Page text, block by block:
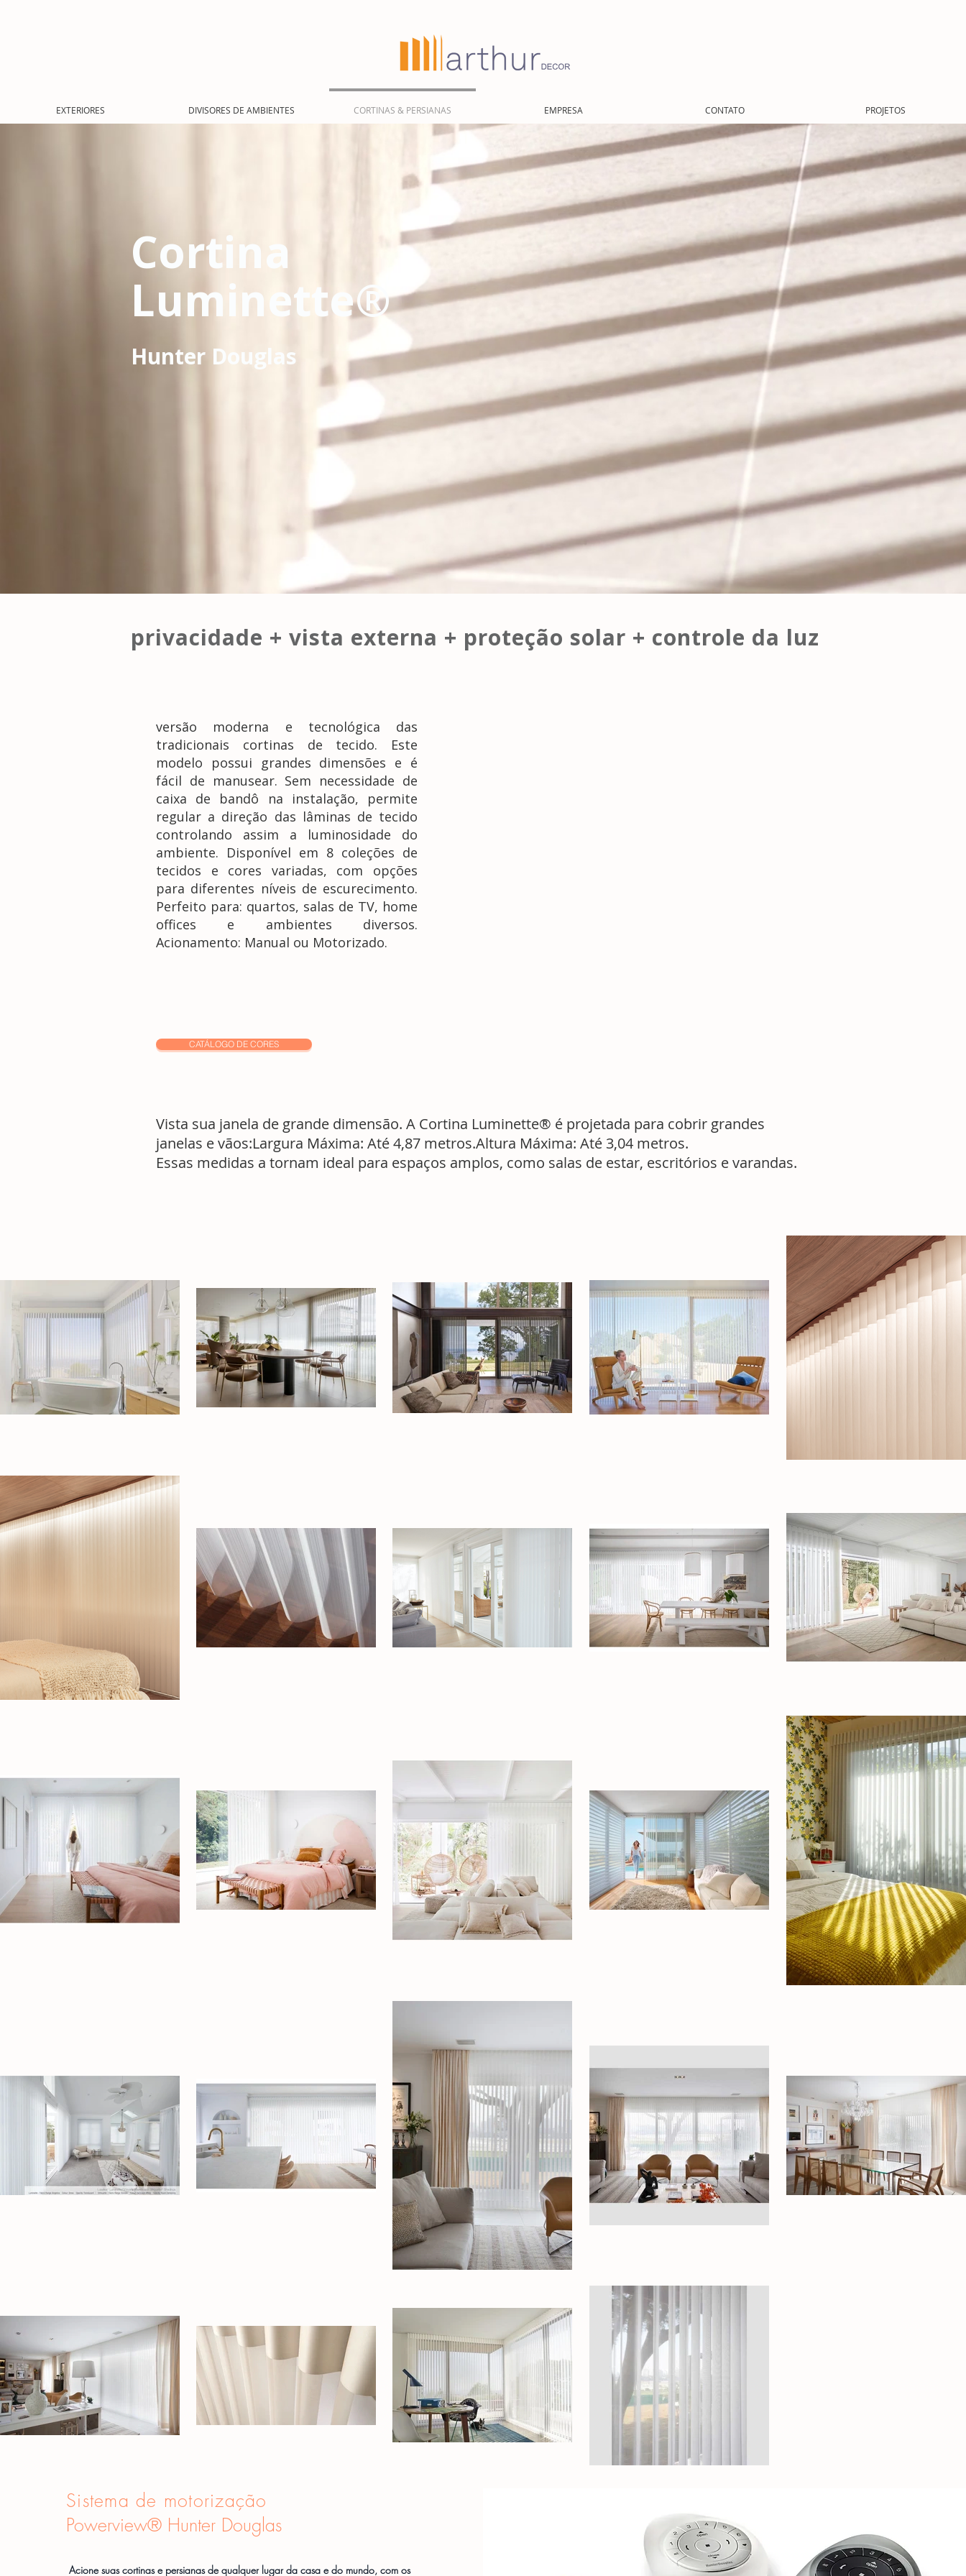
EXTERIORES DIVISORES DE AMBIENTES CORTINAS & PERSIANAS EMPRESA CONTATO PROJETOS
Cortina
Luminette®
Hunter Douglas
privacidade + vista externa + proteção solar + controle da luz
versão moderna e tecnológica das
tradicionais cortinas de tecido. Este
modelo possui grandes dimensões e é
fácil de manusear. Sem necessidade de
caixa de bandô na instalação, permite
regular a direção das lâminas de tecido
controlando assim a luminosidade do
ambiente. Disponível em 8 coleções de
tecidos e cores variadas, com opções
para diferentes níveis de escurecimento.
Perfeito para: quartos, salas de TV, home
offices e ambientes diversos.
Acionamento: Manual ou Motorizado.
CATÁLOGO DE CORES
Vista sua janela de grande dimensão. A Cortina Luminette® é projetada para cobrir grandes
janelas e vãos:Largura Máxima: Até 4,87 metros.Altura Máxima: Até 3,04 metros.
Essas medidas a tornam ideal para espaços amplos, como salas de estar, escritórios e varandas.
Sistema de motorização
Powerview® Hunter Douglas
Acione suas cortinas e persianas de qualquer lugar da casa e do mundo, com os